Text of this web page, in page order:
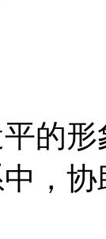
的
，